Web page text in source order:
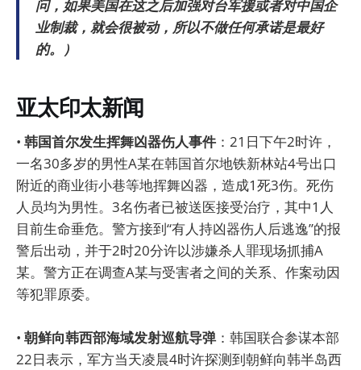
问，如果美国在这之后加强对台军援或者对中国企
业制裁，就会很被动，所以不做任何承诺是最好
的。）
亚太印太新闻
• 韩国首尔发生挥舞凶器伤人事件 ：21日下午2时许，
一名30多岁的男性A某在韩国首尔地铁新林站4号出口
附近的商业街小巷等地挥舞凶器，造成1死3伤。死伤
人员均为男性。3名伤者已被送医接受治疗，其中1人
目前生命垂危。警方接到“有人持凶器伤人后逃逸”的报
警后出动，并于2时20分许以涉嫌杀人罪现场抓捕A
某。警方正在调查A某与受害者之间的关系、作案动因
等犯罪原委。
• 朝鲜向韩西部海域发射巡航导弹：韩国联合参谋本部
22日表示，军方当天凌晨4时许探测到朝鲜向韩半岛西